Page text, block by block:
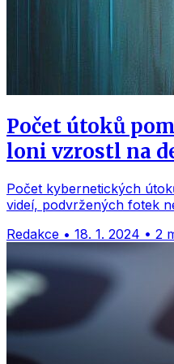
Počet útoků
loni vzrostl na
Počet kybernetických
videí, podvržených fotek
na desetinásobek.
ve využití nástrojů umělé
podvržených videí, fotek
V Evropě zaznamenal
procent. Uvedla to Česká
Redakce • 18. 1. 2024 • 2